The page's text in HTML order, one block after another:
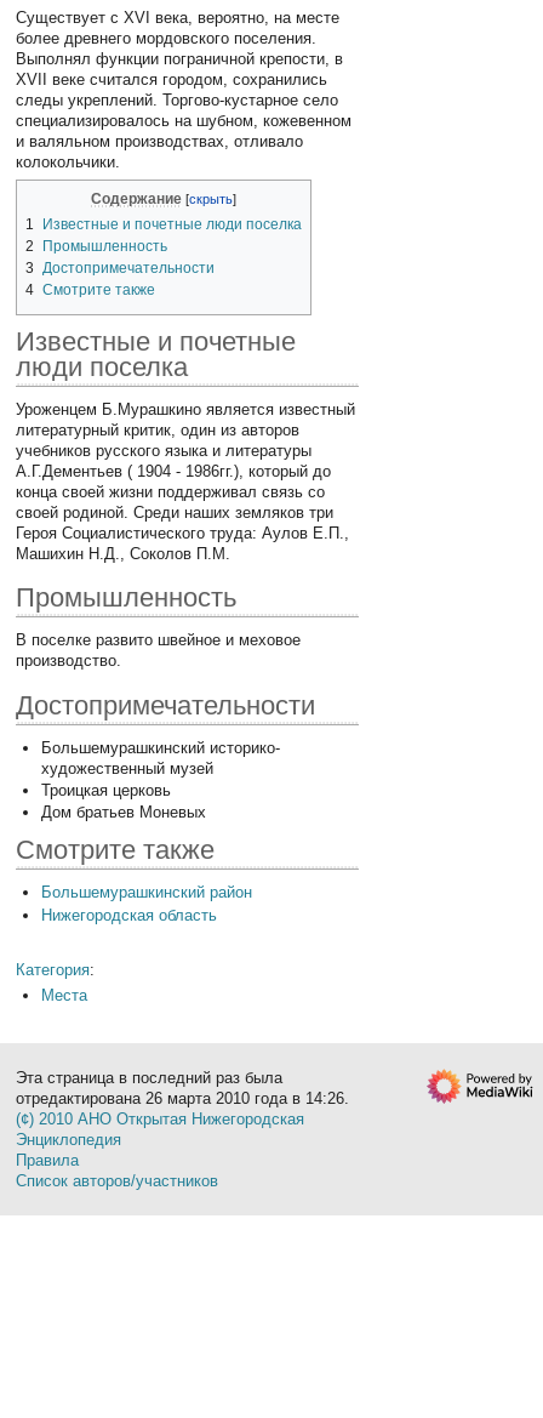
Существует с XVI века, вероятно, на месте
более древнего мордовского поселения.
Выполнял функции пограничной крепости, в
XVII веке считался городом, сохранились
следы укреплений. Торгово-кустарное село
специализировалось на шубном, кожевенном
и валяльном производствах, отливало
колокольчики.
Содержание
1
Известные и почетные люди поселка
2
Промышленность
3
Достопримечательности
4 Смотрите также
Известные и почетные
люди поселка
Уроженцем Б.Мурашкино является известный
литературный критик, один из авторов
учебников русского языка и литературы
А.Г.Дементьев ( 1904 - 1986гг.), который до
конца своей жизни поддерживал связь со
своей родиной. Среди наших земляков три
Героя Социалистического труда: Аулов Е.П.,
Машихин Н.Д., Соколов П.М.
Промышленность
В поселке развито швейное и меховое
производство.
Достопримечательности
Большемурашкинский историко-
художественный музей
Троицкая церковь
Дом братьев Моневых
Смотрите также
Большемурашкинский район
Нижегородская область
Категория:
Места
Эта страница в последний раз была
отредактирована 26 марта 2010 года в 14:26.
(¢) 2010 АНО Открытая Нижегородская
Энциклопедия
Правила
Список авторов/участников